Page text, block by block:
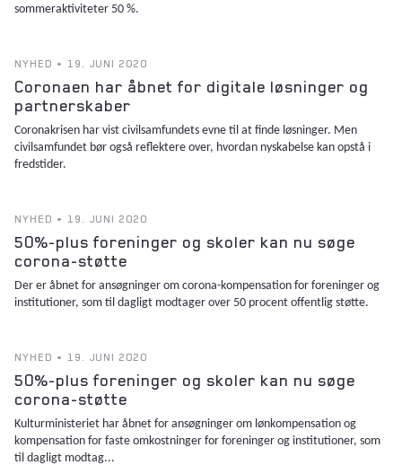
sommeraktiviteter 50 %.
NYHED • 19. JUNI 2020
Coronaen har åbnet for digitale løsninger og
partnerskaber
Coronakrisen har vist civilsamfundets evne til at finde løsninger. Men
civilsamfundet bør også reflektere over, hvordan nyskabelse kan opstå i
fredstider.
NYHED • 19. JUNI 2020
50%-plus foreninger og skoler kan nu søge
corona-støtte
Der er åbnet for ansøgninger om corona-kompensation for foreninger og
institutioner, som til dagligt modtager over 50 procent offentlig støtte.
NYHED • 19. JUNI 2020
50%-plus foreninger og skoler kan nu søge
corona-støtte
Kulturministeriet har åbnet for ansøgninger om lønkompensation og
kompensation for faste omkostninger for foreninger og institutioner, som
til dagligt modtag...